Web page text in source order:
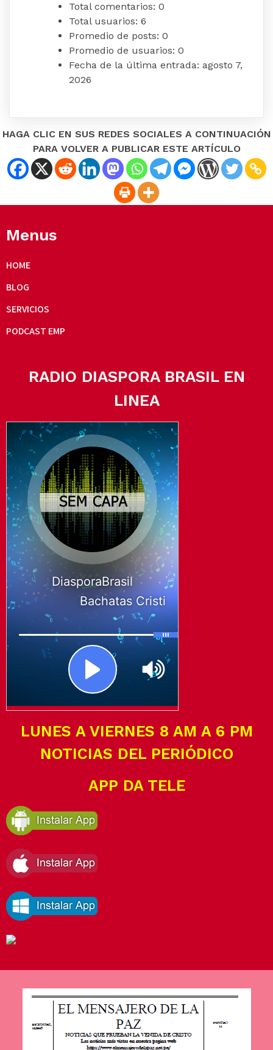
Total comentarios: 0
Total usuarios: 6
Promedio de posts: 0
Promedio de usuarios: 0
Fecha de la última entrada: agosto 7,
2026
HAGA CLIC EN SUS REDES SOCIALES A CONTINUACIÓN
PARA VOLVER A PUBLICAR ESTE ARTÍCULO
Menus
HOME
BLOG
SERVICIOS
PODCAST EMP
RADIO DIASPORA BRASIL EN
LINEA
LUNES A VIERNES 8 AM A 6 PM
NOTICIAS DEL PERIÓDICO
APP DA TELE